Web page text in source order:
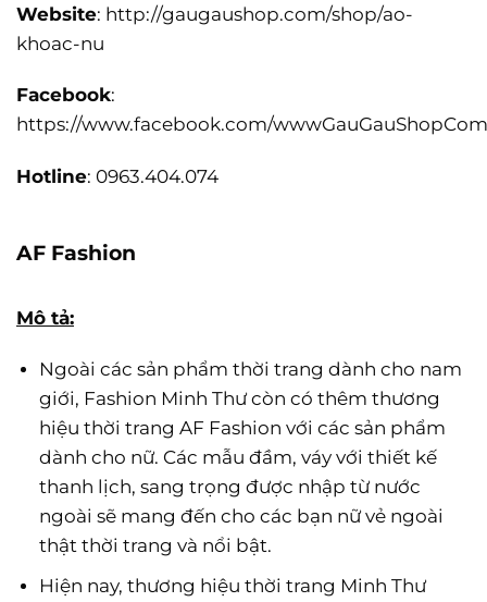
Website: http://gaugaushop.com/shop/ao-
khoac-nu
Facebook:
https://www.facebook.com/
Hotline: 0963.404.074
AF Fashion
Mô tả:
Ngoài các sản phẩm thời trang dành cho nam
giới, Fashion Minh Thư còn có thêm thương
hiệu thời trang AF Fashion với các sản phẩm
dành cho nữ. Các mẫu đầm, váy với thiết kế
thanh lịch, sang trọng được nhập từ nước
ngoài sẽ mang đến cho các bạn nữ vẻ ngoài
thật thời trang và nổi bật.
Hiện nay, thương hiệu thời trang Minh Thư